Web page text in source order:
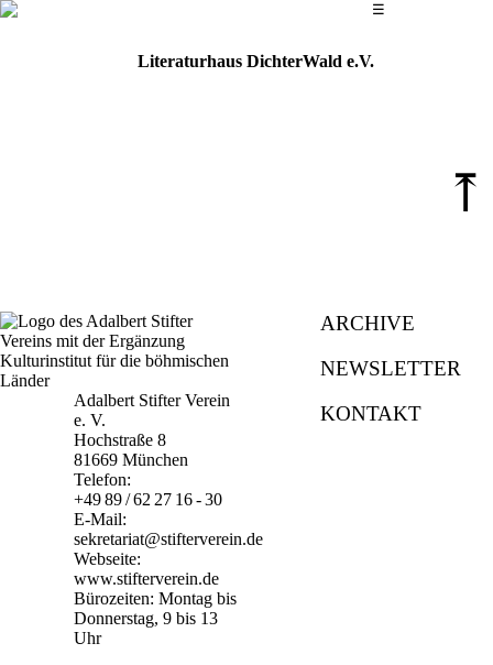
Das
☰
Literaturhaus DichterWald e.V.
⤒
Adalbert Stifter Verein
e. V.
Hochstraße 8
81669 München
Telefon:
+49 89 / 62 27 16 - 30
E-Mail:
sekretariat@stifterverein.de
Webseite:
www.stifterverein.de
Bürozeiten: Montag bis
Donnerstag, 9 bis 13
Uhr
ARCHIVE
NEWSLETTER
KONTAKT